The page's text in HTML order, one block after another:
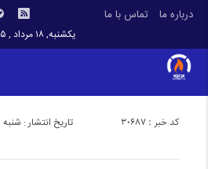
درباره ما تماس با ما
یکشنبه, ۱۸ مرداد , ۱۴۰۵
تاریخ انتشار : شنبه 6 تیر 1405 - 20:29 کد خبر : 30687